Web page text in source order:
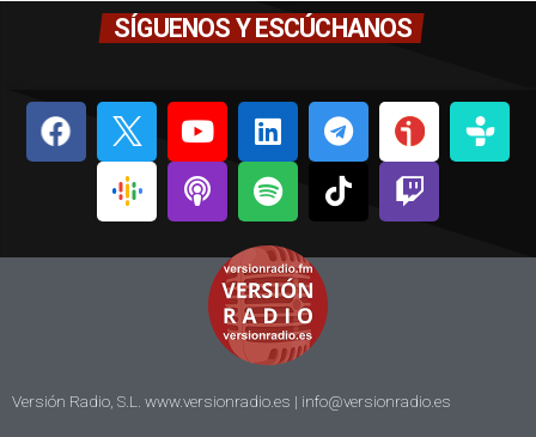
SÍGUENOS Y ESCÚCHANOS
Versión Radio, S.L. www.versionradio.es | info@versionradio.es